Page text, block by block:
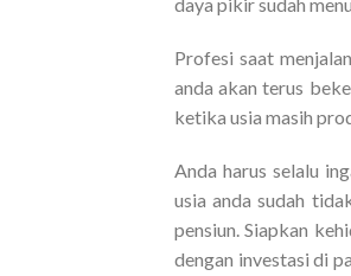
Profesi saat
anda akan terus
ketika usia masih
Anda harus selalu
usia anda sudah
pensiun. Siapkan
dengan investasi di